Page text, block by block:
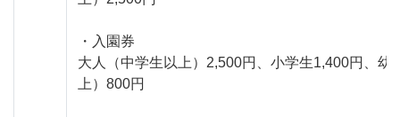
・入園券
大人（中学生以上）2,500円、小学生1,400円、幼
上）800円